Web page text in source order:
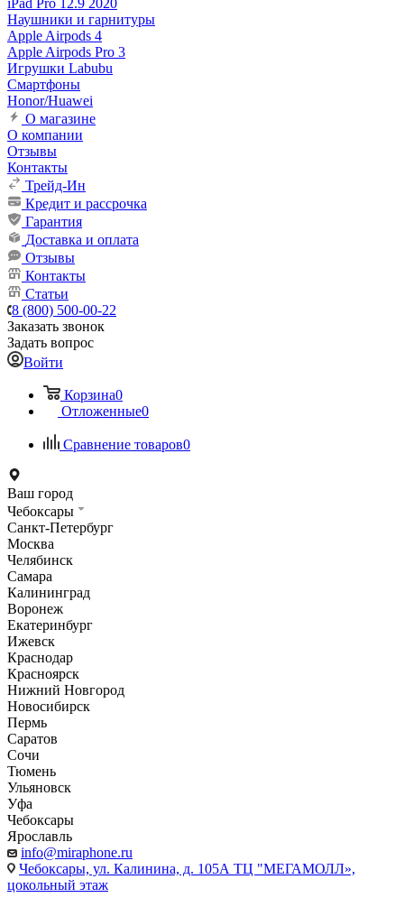
iPad Pro 12.9 2020
Наушники и гарнитуры
Apple Airpods 4
Apple Airpods Pro 3
Игрушки Labubu
Смартфоны
Honor/Huawei
О магазине
О компании
Отзывы
Контакты
Трейд-Ин
Кредит и рассрочка
Гарантия
Доставка и оплата
Отзывы
Контакты
Статьи
8 (800) 500-00-22
Заказать звонок
Задать вопрос
Войти
Корзина0
Отложенные0
Сравнение товаров0
Ваш город
Чебоксары
Санкт-Петербург
Москва
Челябинск
Самара
Калининград
Воронеж
Екатеринбург
Ижевск
Краснодар
Красноярск
Нижний Новгород
Новосибирск
Пермь
Саратов
Сочи
Тюмень
Ульяновск
Уфа
Чебоксары
Ярославль
info@miraphone.ru
Чебоксары, ул. Калинина, д. 105А ТЦ "МЕГАМОЛЛ»,
цокольный этаж